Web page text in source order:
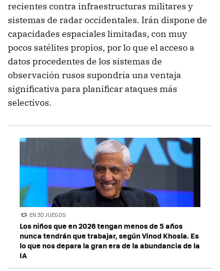
recientes contra infraestructuras militares y
sistemas de radar occidentales. Irán dispone de
capacidades espaciales limitadas, con muy
pocos satélites propios, por lo que el acceso a
datos procedentes de los sistemas de
observación rusos supondría una ventaja
significativa para planificar ataques más
selectivos.
EN 3D JUEGOS
Los niños que en 2026 tengan menos de 5 años
nunca tendrán que trabajar, según Vinod Khosla. Es
lo que nos depara la gran era de la abundancia de la
IA